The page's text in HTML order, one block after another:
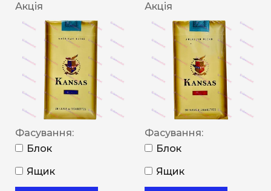
Акція
Фасування:
Блок
Ящик
Акція
Фасування:
Блок
Ящик